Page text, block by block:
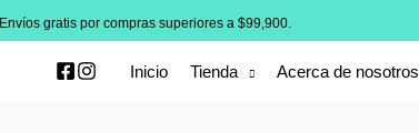
Envíos gratis por compras superiores a $99,900.
Inicio Tienda Acerca de nosotros